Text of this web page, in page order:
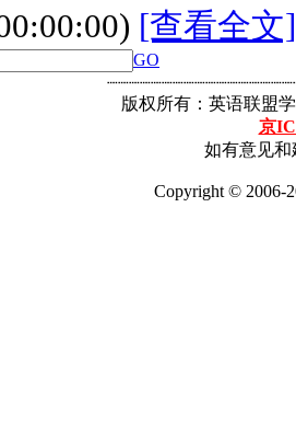
[查看全文]
GO
版权所有：英语联盟
京
如有意见和
Copyright © 2006-